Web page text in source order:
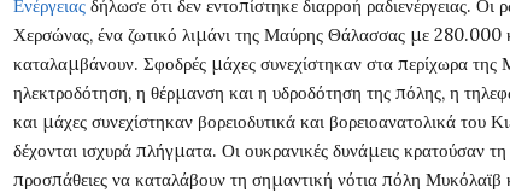
Ενέργειας δήλωσε ότι δεν εντοπίστηκε διαρροή ραδιενέργειας.
Χερσώνας, ένα ζωτικό λιμάνι της Μαύρης Θάλασσας με
καταλαμβάνουν. Σφοδρές μάχες συνεχίστηκαν στα περίχωρα
ηλεκτροδότηση, η θέρμανση και η υδροδότηση της πόλης, η
και μάχες συνεχίστηκαν βορειοδυτικά και βορειοανατολικά του
δέχονται ισχυρά πλήγματα. Οι ουκρανικές δυνάμεις κρατούσαν
προσπάθειες να καταλάβουν τη σημαντική νότια πόλη